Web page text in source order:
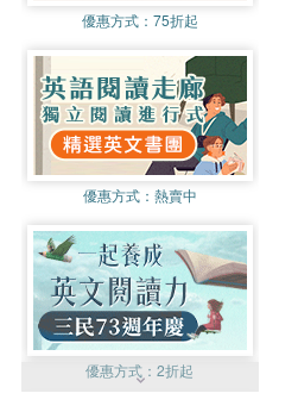
優惠方式： 75折起
優惠方式： 熱賣中
優惠方式：2折起